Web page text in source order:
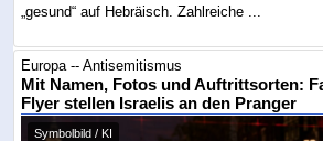
„gesund“ auf Hebräisch. Zahlreiche ...
Europa -- Antisemitismus
Mit Namen, Fotos und Auftrittsorten:
Flyer stellen Israelis an den Pranger
Symbolbild / KI